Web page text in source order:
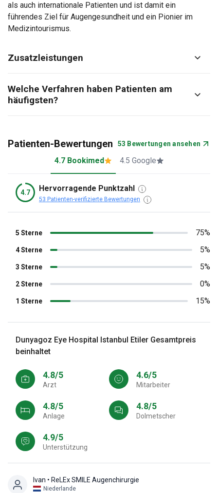
als auch internationale Patienten und ist damit ein
führendes Ziel für Augengesundheit und ein Pionier im
Medizintourismus.
Zusatzleistungen
Welche Verfahren haben Patienten am
häufigsten?
Patienten-Bewertungen 53 Bewertungen ansehen
4.7 Bookimed 4.5 Google
4.7 Hervorragende Punktzahl
53 Patienten-verifizierte Bewertungen
1 Sterne 15%
2 Sterne 0%
3 Sterne 5%
4 Sterne 5%
5 Sterne 75%
Dunyagoz Eye Hospital Istanbul Etiler Gesamtpreis
beinhaltet
4.8/5
Arzt
4.6/5
Mitarbeiter
4.8/5
Anlage
4.8/5
Dolmetscher
4.9/5
Unterstützung
Ivan • ReLEx SMILE Augenchirurgie
Niederlande